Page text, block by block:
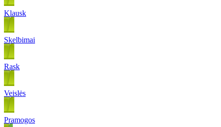
Klausk
Skelbimai
Rask
Veislės
Pramogos